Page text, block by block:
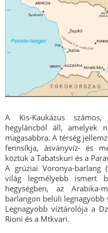
A Kis-Kaukázus
hegyláncból áll, amelyek
magasabbra. A térség
fennsíkja, ásványvíz- és
köztük a Tabatskuri és a
A grúziai Voronya-barlang
világ legmélyebb ismert
hegységben, az Arabika-
barlangon belüli legnagyobb
Legnagyobb víztárolója a
Rioni és a Mtkvari.